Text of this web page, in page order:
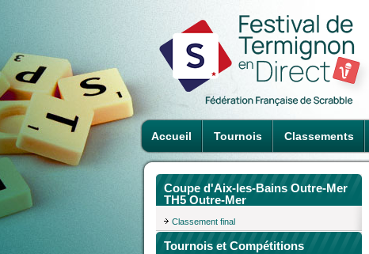
Accueil Tournois Classements
Coupe d'Aix-les-Bains Outre-Mer
TH5 Outre-Mer
Classement final
Tournois et Compétitions